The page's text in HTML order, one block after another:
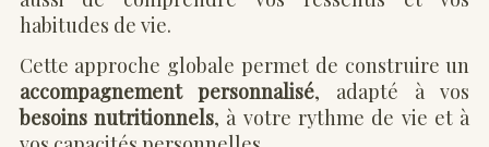
habitudes de vie.
Cette approche globale permet de construire un
accompagnement personnalisé, adapté à vos
besoins nutritionnels, à votre rythme de vie et à